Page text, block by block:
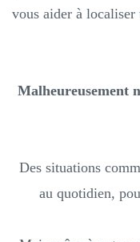
vous aider à
Malheureusement
Des situations
au quotidien,